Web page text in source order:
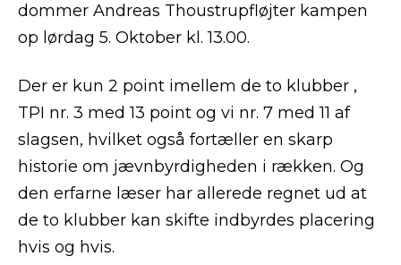
dommer Andreas Thoustrupfløjter kampen
op lørdag 5. Oktober kl. 13.00.
Der er kun 2 point imellem de to klubber ,
TPI nr. 3 med 13 point og vi nr. 7 med 11 af
slagsen, hvilket også fortæller en skarp
historie om jævnbyrdigheden i rækken. Og
den erfarne læser har allerede regnet ud at
de to klubber kan skifte indbyrdes placering
hvis og hvis.